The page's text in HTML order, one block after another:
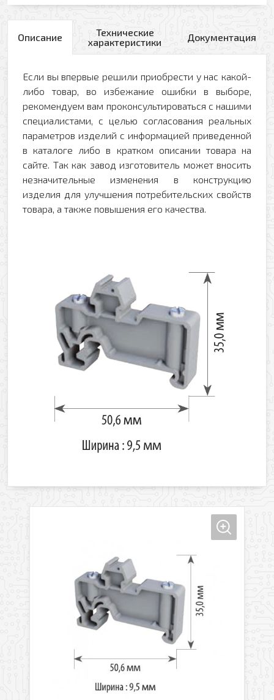
Описание
Технические
характеристики
Документация
Если вы впервые решили приобрести у нас какой-
либо товар, во избежание ошибки в выборе,
рекомендуем вам проконсультироваться с нашими
специалистами, с целью согласования реальных
параметров изделий с информацией приведенной
в каталоге либо в кратком описании товара на
сайте. Так как завод изготовитель может вносить
незначительные изменения в конструкцию
изделия для улучшения потребительских свойств
товара, а также повышения его качества.
Оформить заявку
Ваш телефон